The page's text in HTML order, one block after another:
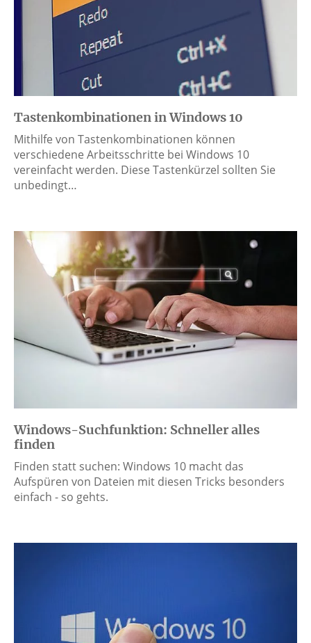
Tastenkombinationen in Windows 10
Mithilfe von Tastenkombinationen können
verschiedene Arbeitsschritte bei Windows 10
vereinfacht werden. Diese Tastenkürzel sollten Sie
unbedingt…
Windows-Suchfunktion: Schneller alles
finden
Finden statt suchen: Windows 10 macht das
Aufspüren von Dateien mit diesen Tricks besonders
einfach - so gehts.